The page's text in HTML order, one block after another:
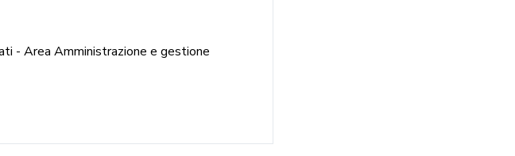
- Area Amministrazione e gestione